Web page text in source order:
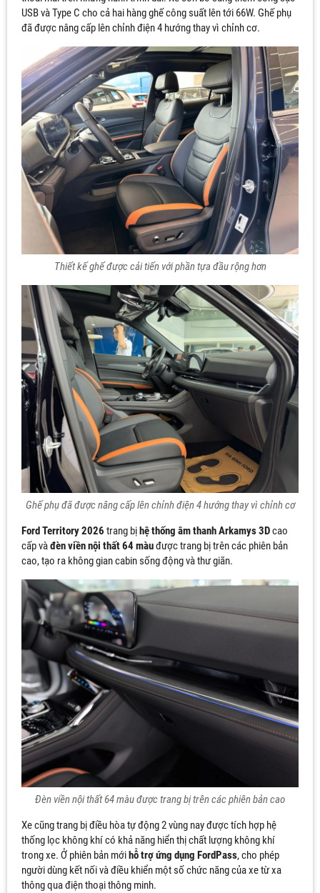
USB và Type C cho cả hai hàng ghế công suất lên tới 66W. Ghế phụ
đã được nâng cấp lên chỉnh điện 4 hướng thay vì chỉnh cơ.
Thiết kế ghế được cải tiến với phần tựa đầu rộng hơn
Ghế phụ đã được nâng cấp lên chỉnh điện 4 hướng thay vì chỉnh cơ
Ford Territory 2026 trang bị hệ thống âm thanh Arkamys 3Dcao
cấp vàđèn viền nội thất 64 màuđược trang bị trên các phiên bản
cao, tạo ra không gian cabin sống động và thư giãn.
Đèn viền nội thất 64 màu được trang bị trên các phiên bản cao
Xe cũng trang bị điều hòa tự động 2 vùng nay được tích hợp hệ
thống lọc không khí có khả năng hiển thị chất lượng không khí
trong xe. Ở phiên bản mới hỗ trợ ứng dụng FordPass, cho phép
người dùng kết nối và điều khiển một số chức năng của xe từ xa
thông qua điện thoại thông minh.